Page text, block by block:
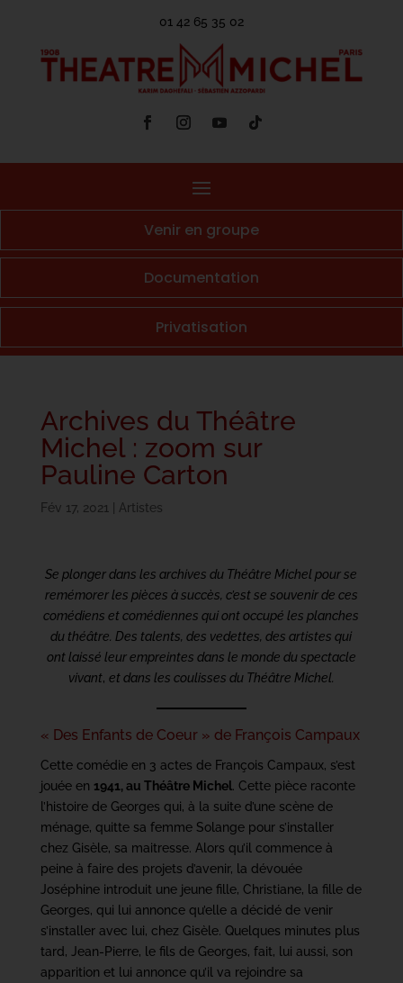
01 42 65 35 02
Venir en groupe
Documentation
Privatisation
Archives du Théâtre
Michel : zoom sur
Pauline Carton
Fév 17, 2021 Artistes
Se plonger dans les archives du Théâtre Michel pour se
remémorer les pièces à succès, c’est se souvenir de ces
comédiens et comédiennes qui ont occupé les planches
du théâtre. Des talents, des vedettes, des artistes qui
ont laissé leur empreintes dans le monde du spectacle
vivant, et dans les coulisses du Théâtre Michel.
« Des Enfants de Coeur » de François Campaux
Cette comédie en 3 actes de François Campaux, s’est
jouée en 1941, au Théâtre Michel. Cette pièce raconte
l’histoire de Georges qui, à la suite d’une scène de
ménage, quitte sa femme Solange pour s’installer
chez Gisèle, sa maitresse. Alors qu’il commence à
peine à faire des projets d’avenir, la dévouée
Joséphine introduit une jeune fille, Christiane, la fille de
Georges, qui lui annonce qu’elle a décidé de venir
s’installer avec lui, chez Gisèle. Quelques minutes plus
tard, Jean-Pierre, le fils de Georges, fait, lui aussi, son
apparition et lui annonce qu’il va rejoindre sa